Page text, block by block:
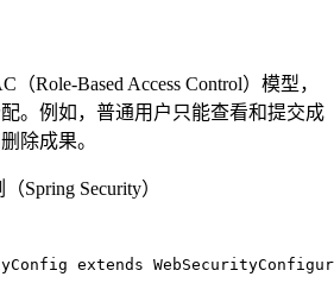
Role-Based Access Control）模型，
。例如，普通用户只能查看和提交成
除成果。
Spring Security）
extends